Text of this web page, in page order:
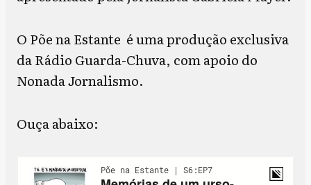
O Põe na Estante é uma produção exclusiva
da Rádio Guarda-Chuva, com apoio do
Nonada Jornalismo.
Ouça abaixo: